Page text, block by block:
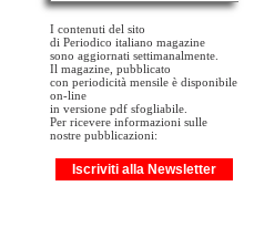
I contenuti del sito
di Periodico italiano magazine
sono aggiornati settimanalmente.
Il magazine, pubblicato
con periodicità mensile è disponibile
on-line
in versione pdf sfogliabile.
Per ricevere informazioni sulle
nostre pubblicazioni:
Iscriviti alla Newsletter